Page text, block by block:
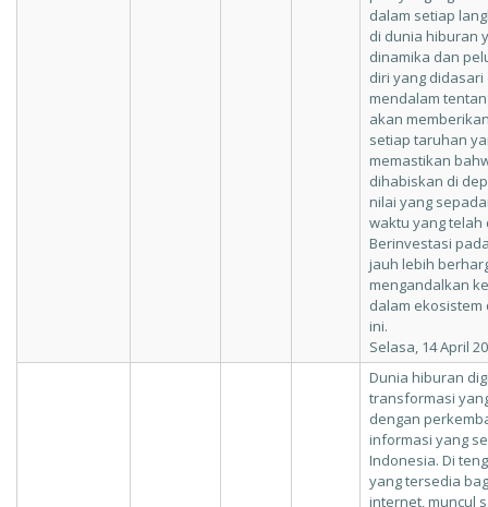
dalam setiap
di dunia hiburan
dinamika dan
diri yang
mendalam
akan
setiap taruhan
memastikan
dihabiskan di
nilai yang
waktu yang
Berinvestasi
jauh lebih
mengandalkan
dalam
ini.
Selasa, 14 April
Dunia hiburan
transformasi
dengan
informasi yang
Indonesia. Di
yang tersedia
internet, muncul